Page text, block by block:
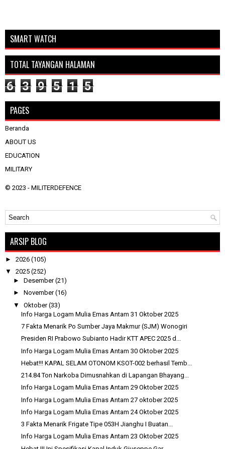
SMART WATCH
TOTAL TAYANGAN HALAMAN
6 3 9 5 1 5
PAGES
Beranda
ABOUT US
EDUCATION
MILITARY
© 2023 - MILITERDEFENCE
ARSIP BLOG
► 2026 (105)
▼ 2025 (252)
► Desember(21)
► November(16)
▼ Oktober(33)
Info Harga Logam Mulia Emas Antam 31 Oktober 2025
7 Fakta Menarik Po Sumber Jaya Makmur (SJM) Wonogiri
Presiden RI Prabowo Subianto Hadir KTT APEC 2025 d...
Info Harga Logam Mulia Emas Antam 30 Oktober 2025
Hebat!!! KAPAL SELAM OTONOM KSOT-002 berhasil Temb...
214.84 Ton Narkoba Dimusnahkan di Lapangan Bhayang...
Info Harga Logam Mulia Emas Antam 29 Oktober 2025
Info Harga Logam Mulia Emas Antam 27 oktober 2025
Info Harga Logam Mulia Emas Antam 24 Oktober 2025
3 Fakta Menarik Frigate Tipe 053H Jianghu I Buatan...
Info Harga Logam Mulia Emas Antam 23 Oktober 2025